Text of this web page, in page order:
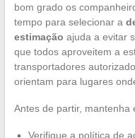
bom grado os
tempo para selecionar a
estimação ajuda a evitar
que todos aproveitem a
transportadores
orientam para lugares
Antes de partir, mantenha
Verifique a política de